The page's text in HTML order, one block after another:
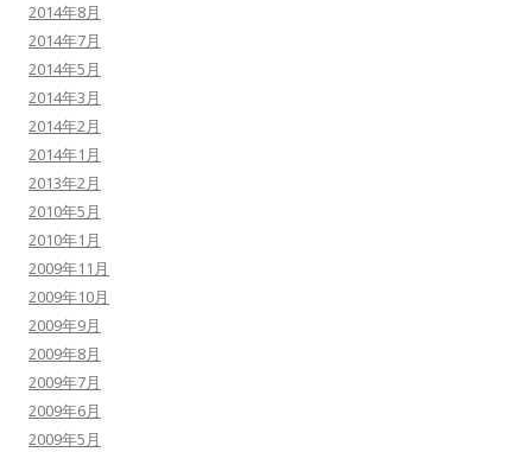
2014年8月
2014年7月
2014年5月
2014年3月
2014年2月
2014年1月
2013年2月
2010年5月
2010年1月
2009年11月
2009年10月
2009年9月
2009年8月
2009年7月
2009年6月
2009年5月